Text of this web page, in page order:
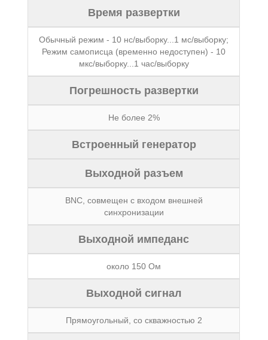
Время развертки
Обычный режим - 10 нс/выборку...1 мс/выборку;
Режим самописца (временно недоступен) - 10
мкс/выборку...1 час/выборку
Погрешность развертки
Не более 2%
Встроенный генератор
Выходной разъем
BNC, совмещен с входом внешней
синхронизации
Выходной импеданс
около 150 Ом
Выходной сигнал
Прямоугольный, со скважностью 2